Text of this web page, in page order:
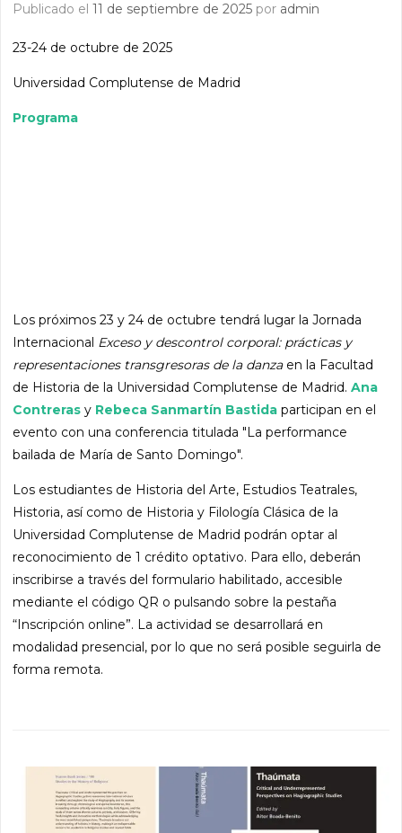
Publicado el11 de septiembre de 2025 por admin
23-24 de octubre de 2025
Universidad Complutense de Madrid
Programa
Los próximos 23 y 24 de octubre tendrá lugar la Jornada
Internacional Exceso y descontrol corporal: prácticas y
representaciones transgresoras de la danzaen la Facultad
de Historia de la Universidad Complutense de Madrid.Ana
Contreras y Rebeca Sanmartín Bastida participan en el
evento con una conferencia titulada "La performance
bailada de María de Santo Domingo".
Los estudiantes de Historia del Arte, Estudios Teatrales,
Historia, así como de Historia y Filología Clásica de la
Universidad Complutense de Madrid podrán optar al
reconocimiento de 1 crédito optativo. Para ello, deberán
inscribirse a través del formulario habilitado, accesible
mediante el código QR o pulsando sobre la pestaña
“Inscripción online”. La actividad se desarrollará en
modalidad presencial, por lo que no será posible seguirla de
forma remota.